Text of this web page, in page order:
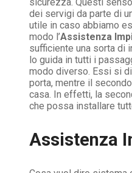
dei servigi da parte di
utile in caso abbiamo
modo l’Assistenza
sufficiente una sorta di
lo guida in tutti i
modo diverso. Essi si
porta, mentre il
casa. In effetti, la
che possa installare
Assistenza